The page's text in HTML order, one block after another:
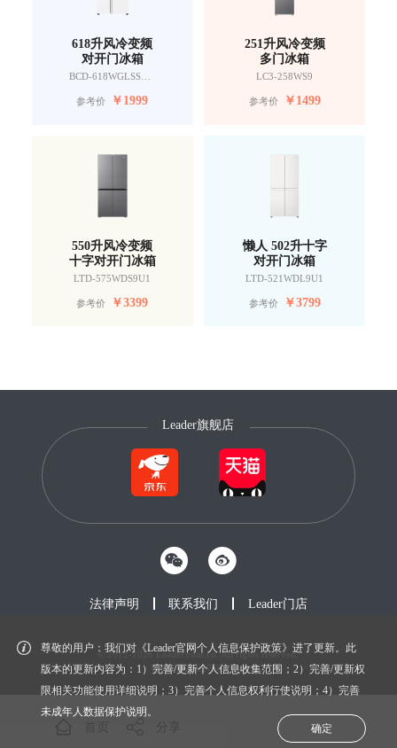
618升风冷变频
对开门冰箱
BCD-618WGLSSEDW9
参考价 ￥1999
251升风冷变频
多门冰箱
LC3-258WS9
参考价 ￥1499
550升风冷变频
十字对开门冰箱
LTD-575WDS9U1
参考价 ￥3399
懒人 502升十字
对开门冰箱
LTD-521WDL9U1
参考价 ￥3799
尊敬的用户：我们对《Leader官网个人信息保护政策》进了更新。此
版本的更新内容为：1）完善/更新个人信息收集范围；2）完善/更新权
限相关功能使用详细说明；3）完善个人信息权利行使说明；4）完善
未成年人数据保护说明。
确定
Leader旗舰店
法律声明 联系我们 Leader门店
© 2012-2026 Leader.com.cn. All rights reserved.
鲁ICP备20027604号-1